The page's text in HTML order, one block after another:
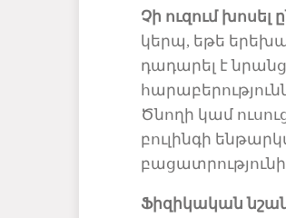
Չի ուզում
կերպ, եթե
դադարել է
Ծնողի կամ
բուլինգի
Ֆիզիկական